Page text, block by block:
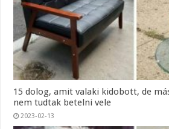
15 dolog, amit valaki kidobott, de
nem tudtak betelni vele
2023-02-13